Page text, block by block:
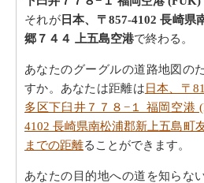
それが日本、〒857-4102 長崎県
郷７４４ 上五島空港で終わる。
あなたのグーグルの道路地図の
すか。あなたは距離は日本、〒
多区下臼井７７８−１ 福岡空港
4102 長崎県南松浦郡新上五島町
までの距離ることができます。
あなたの目的地への道を知らな